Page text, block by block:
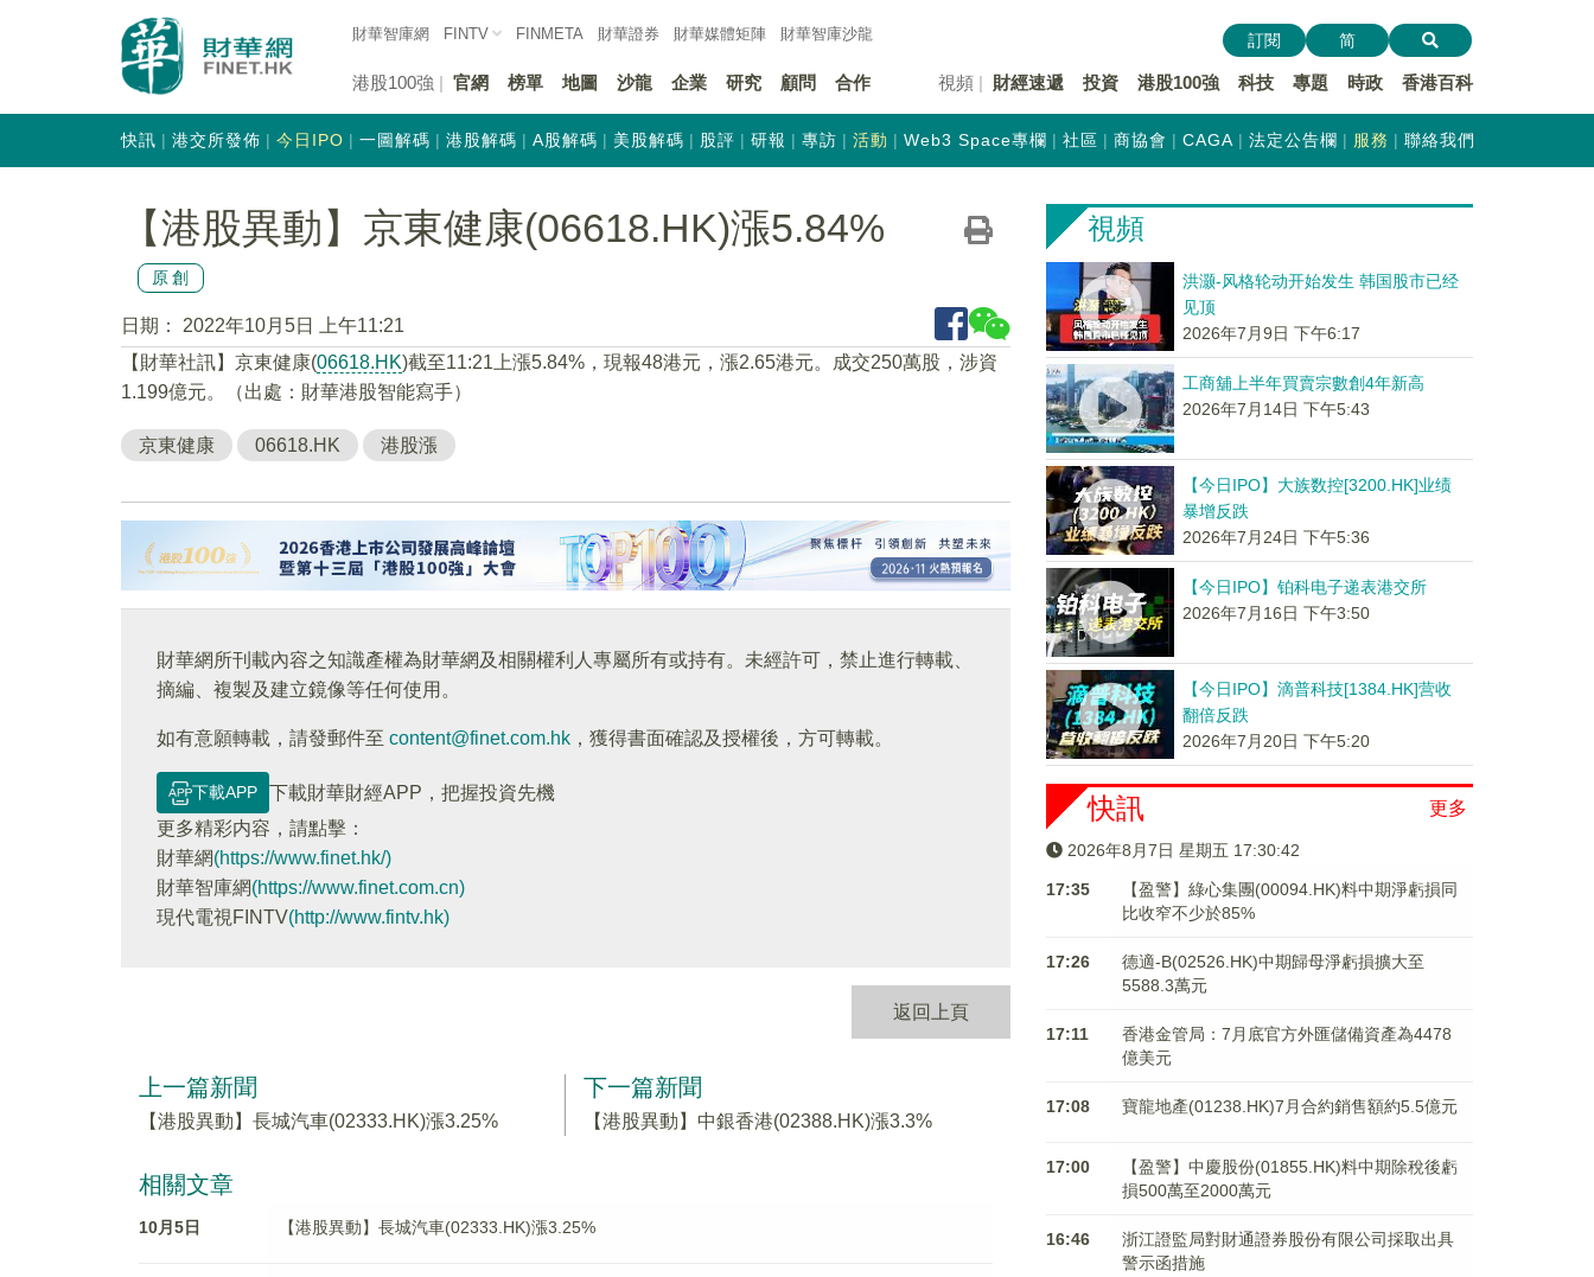
財華智庫網 FINTV FINMETA 財華證券 財華媒體矩陣 財華智庫沙龍
港股100強 官網 榜單 地圖 沙龍 企業 研究 顧問 合作 視頻 財經速遞 投資 港股100強 科技 專題 時政 香港百科
訂閱 简
快訊 港交所發佈 今日IPO 一圖解碼 港股解碼 A股解碼 美股解碼 股評 研報 專訪 活動 Web3 Space專欄 社區 商協會 CAGA 法定公告欄 服務 聯絡我們
【港股異動】京東健康(06618.HK)漲5.84%
原創
日期：
2022年10月5日 上午11:21
【財華社訊】京東健康(06618.HK)截至11:21上漲5.84%，現報48港元，漲2.65港元。成交250萬股，涉資
1.199億元。（出處：財華港股智能寫手）
京東健康 06618.HK 港股漲
財華網所刊載內容之知識產權為財華網及相關權利人專屬所有或持有。未經許可，禁止進行轉載、
摘編、複製及建立鏡像等任何使用。
如有意願轉載，請發郵件至 content@finet.com.hk ，獲得書面確認及授權後，方可轉載。
下載APP
下載財華財經APP，把握投資先機
更多精彩内容，請點擊：
財華網(https://www.finet.hk/)
財華智庫網(https://www.finet.com.cn)
現代電視FINTV(http://www.fintv.hk)
返回上頁
上一篇新聞
【港股異動】長城汽車(02333.HK)漲3.25%
下一篇新聞
【港股異動】中銀香港(02388.HK)漲3.3%
相關文章
10月5日 【港股異動】長城汽車(02333.HK)漲3.25%
視頻
洪灏-风格轮动开始发生 韩国股市已经
见顶
2026年7月9日 下午6:17
工商舖上半年買賣宗數創4年新高
2026年7月14日 下午5:43
【今日IPO】大族数控[3200.HK]业绩
暴增反跌
2026年7月24日 下午5:36
【今日IPO】铂科电子递表港交所
2026年7月16日 下午3:50
【今日IPO】滴普科技[1384.HK]营收
翻倍反跌
2026年7月20日 下午5:20
更多
快訊
2026年8月7日 星期五 17:30:42
17:35
【盈警】綠心集團(00094.HK)料中期淨虧損同
比收窄不少於85%
17:26
德適-B(02526.HK)中期歸母淨虧損擴大至
5588.3萬元
17:11
香港金管局：7月底官方外匯儲備資產為4478
億美元
17:08 寶龍地產(01238.HK)7月合約銷售額約5.5億元
17:00
【盈警】中慶股份(01855.HK)料中期除稅後虧
損500萬至2000萬元
16:46
浙江證監局對財通證券股份有限公司採取出具
警示函措施